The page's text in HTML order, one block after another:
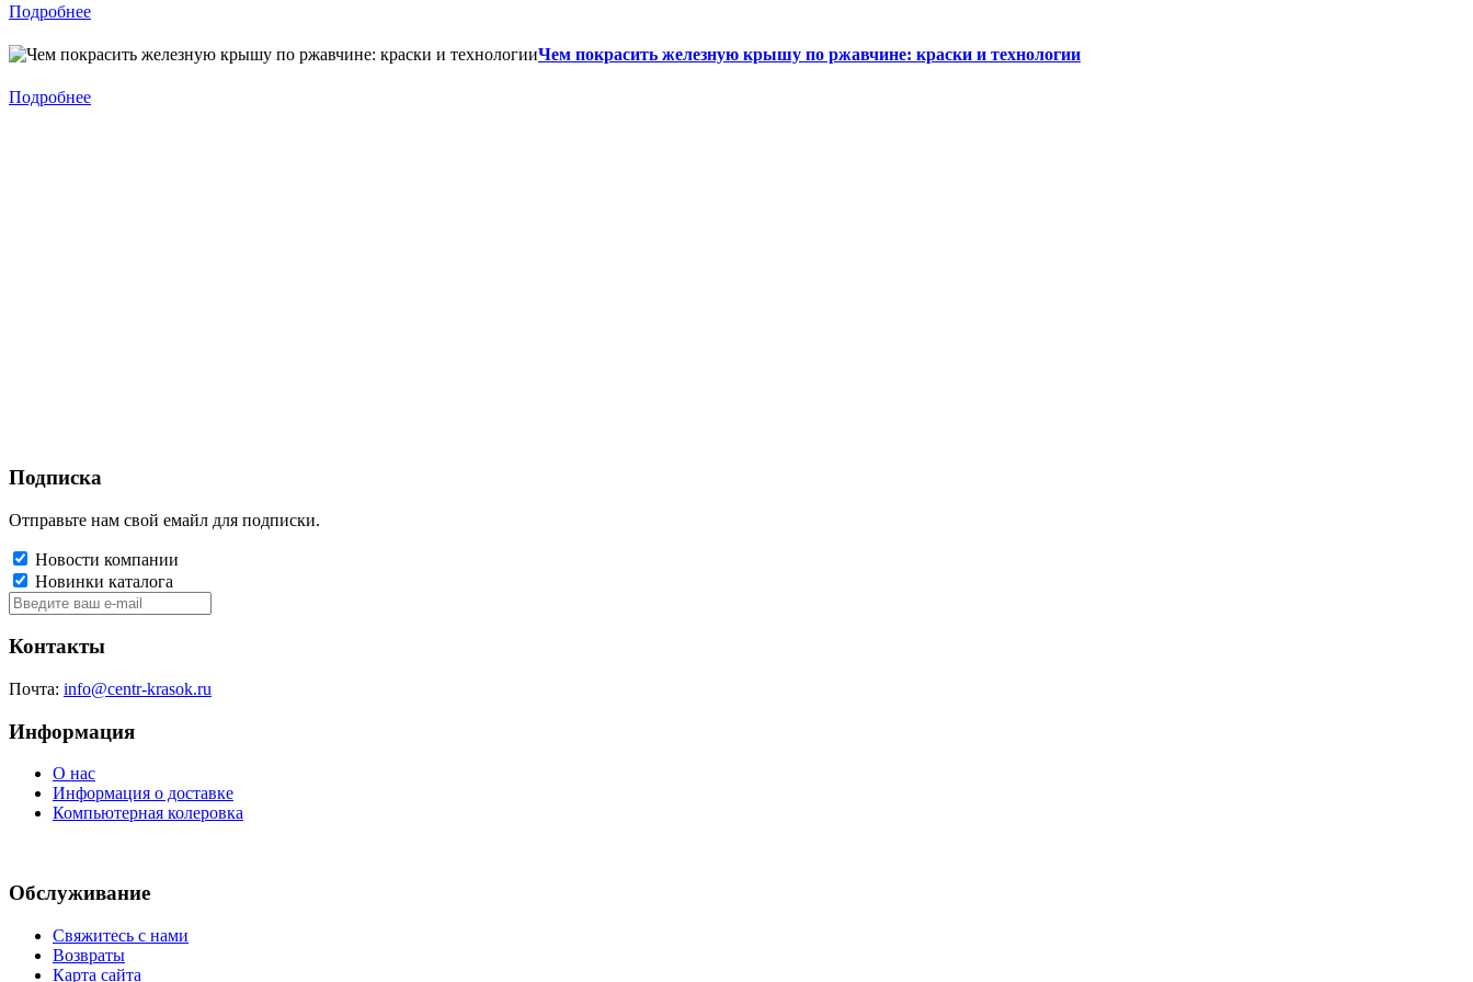
Подробнее
Чем покрасить железную крышу по ржавчине: краски и технологии
Подробнее
Подписка
Отправьте нам свой емайл для подписки.
Новости компании
Новинки каталога
Контакты
Почта: info@centr-krasok.ru
Информация
О нас
Информация о доставке
Компьютерная колеровка
Обслуживание
Свяжитесь с нами
Возвраты
Карта сайта